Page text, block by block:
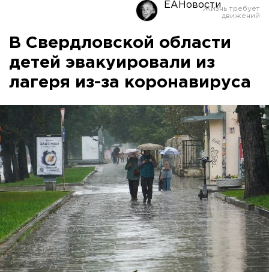
ЕАНовости
В Свердловской области
детей эвакуировали из
лагеря из-за коронавируса